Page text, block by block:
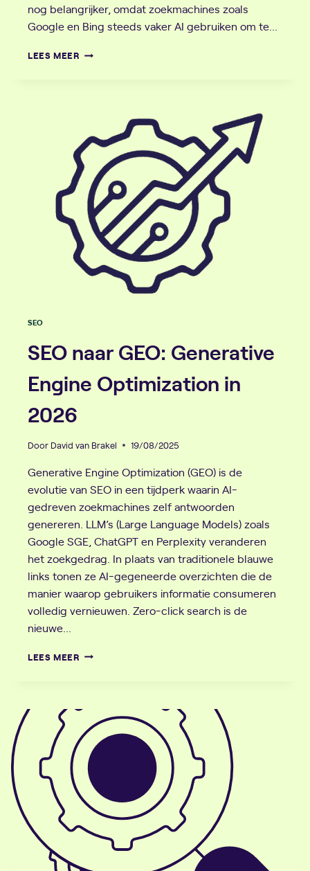
nog belangrijker, omdat zoekmachines zoals
Google en Bing steeds vaker AI gebruiken om te…
LEES MEER EEN
IN
2026
SEO
SEO naar GEO: Generative
Engine Optimization in
2026
Door David van Brakel 19/08/2025
Generative Engine Optimization (GEO) is de
evolutie van SEO in een tijdperk waarin AI-
gedreven zoekmachines zelf antwoorden
genereren. LLM’s (Large Language Models) zoals
Google SGE, ChatGPT en Perplexity veranderen
het zoekgedrag. In plaats van traditionele blauwe
links tonen ze AI-gegeneerde overzichten die de
manier waarop gebruikers informatie consumeren
volledig vernieuwen. Zero-click search is de
nieuwe…
LEES MEER SEO
ENGINE
OPTIMIZATION
IN
2026